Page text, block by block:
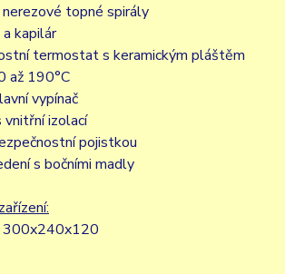
topné spirály
kapilár
termostat s keramickým pláštěm
až 190°C
vypínač
izolací
pojistkou
s bočními madly
300x240x120